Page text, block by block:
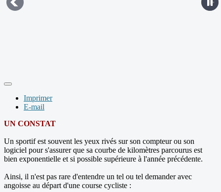
Imprimer
E-mail
UN CONSTAT
Un sportif est souvent les yeux rivés sur son compteur ou son
logiciel pour s'assurer que sa courbe de kilomètres parcourus est
bien exponentielle et si possible supérieure à l'année précédente.
Ainsi, il n'est pas rare d'entendre un tel ou tel demander avec
angoisse au départ d'une course cycliste :